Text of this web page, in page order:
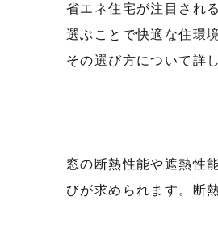
省エネ住宅が注目され
選ぶことで快適な住環
その選び方について詳
窓の断熱性能や遮熱性
びが求められます。断